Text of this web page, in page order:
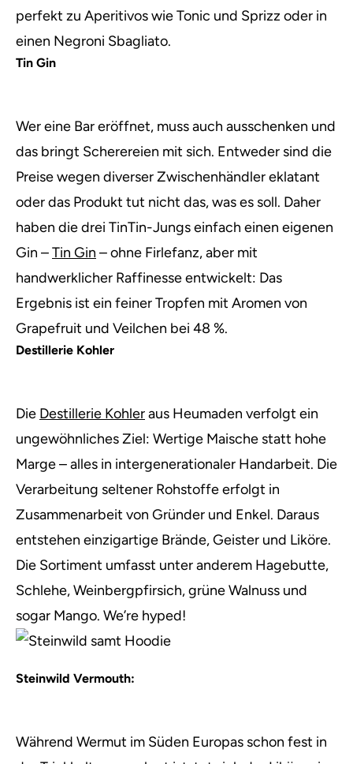
perfekt zu Aperitivos wie Tonic und Sprizz oder in
einen Negroni Sbagliato.
Tin Gin
Wer eine Bar eröffnet, muss auch ausschenken und
das bringt Scherereien mit sich. Entweder sind die
Preise wegen diverser Zwischenhändler eklatant
oder das Produkt tut nicht das, was es soll. Daher
haben die drei TinTin-Jungs einfach einen eigenen
Gin –Tin Gin – ohne Firlefanz, aber mit
handwerklicher Raffinesse entwickelt: Das
Ergebnis ist ein feiner Tropfen mit Aromen von
Grapefruit und Veilchen bei 48 %.
Destillerie Kohler
Die Destillerie Kohleraus Heumaden verfolgt ein
ungewöhnliches Ziel: Wertige Maische statt hohe
Marge – alles in intergenerationaler Handarbeit. Die
Verarbeitung seltener Rohstoffe erfolgt in
Zusammenarbeit von Gründer und Enkel. Daraus
entstehen einzigartige Brände, Geister und Liköre.
Die Sortiment umfasst unter anderem Hagebutte,
Schlehe, Weinbergpfirsich, grüne Walnuss und
sogar Mango. We’re hyped!
Steinwild Vermouth:
Während Wermut im Süden Europas schon fest in